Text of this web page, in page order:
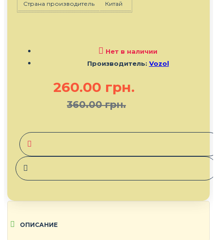
Страна производитель Китай
260.00 грн.
360.00 грн.
Нет в наличии
Производитель: Vozol
ОПИСАНИЕ